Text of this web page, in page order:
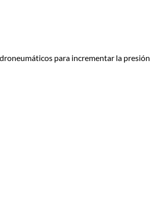
para incrementar la presión